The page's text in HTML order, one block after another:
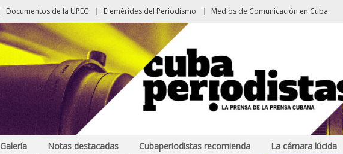
Documentos de la UPEC Efemérides del Periodismo Medios de Comunicación en Cuba
Galería Notas destacadas Cubaperiodistas recomienda La cámara lúcida